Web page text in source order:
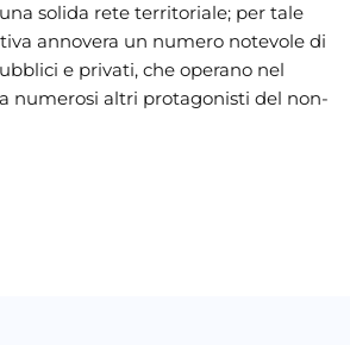
solida rete territoriale; per tale
annovera un numero notevole di
e privati, che operano nel
numerosi altri protagonisti del non-